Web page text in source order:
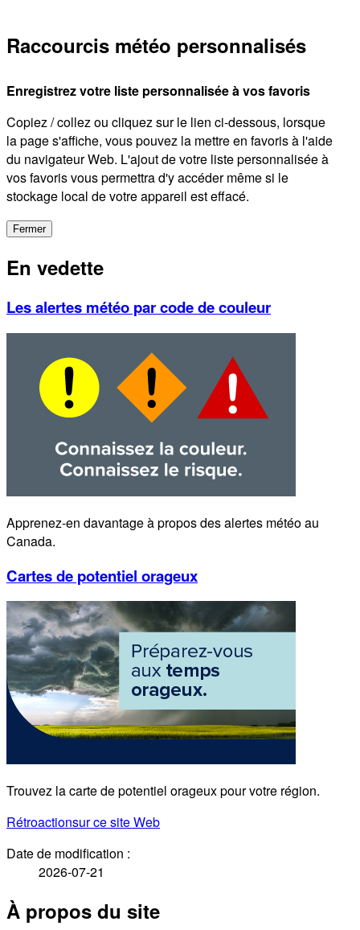
Raccourcis météo personnalisés
Enregistrez votre liste personnalisée à vos favoris
Copiez / collez ou cliquez sur le lien ci-dessous, lorsque
la page s'affiche, vous pouvez la mettre en favoris à l'aide
du navigateur Web. L'ajout de votre liste personnalisée à
vos favoris vous permettra d'y accéder même si le
stockage local de votre appareil est effacé.
Fermer
En vedette
Les alertes météo par code de couleur
Apprenez-en davantage à propos des alertes météo au
Canada.
Cartes de potentiel orageux
Trouvez la carte de potentiel orageux pour votre région.
Rétroactionsur ce site Web
Date de modification :
2026-07-21
À propos du site